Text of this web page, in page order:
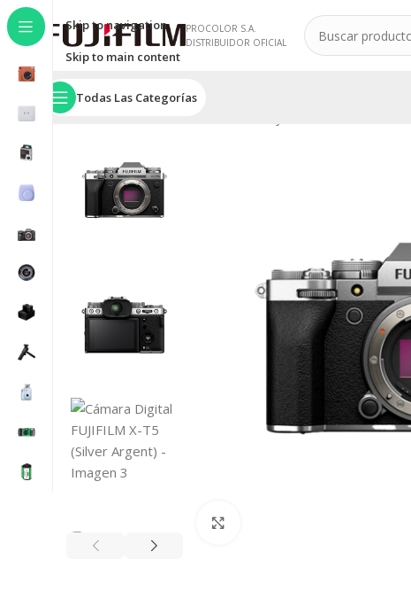
Skip to navigation
Skip to main content
PROCOLOR S.A.
DISTRIBUIDOR OFICIAL
Todas Las Categorías
Inicio